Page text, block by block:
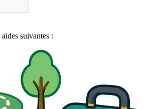
suivantes :